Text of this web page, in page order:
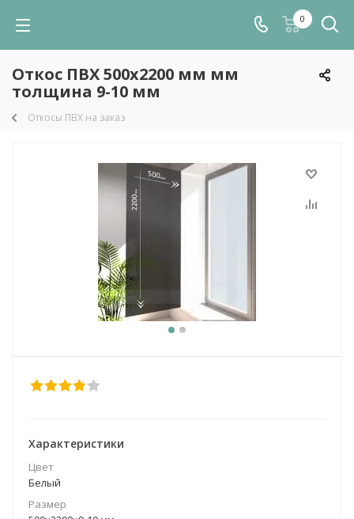
0
Откос ПВХ 500х2200 мм мм
толщина 9-10 мм
Откосы ПВХ на заказ
Характеристики
Цвет
Белый
Размер